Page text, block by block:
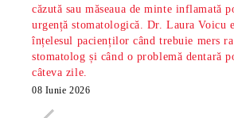
căzută sau măseaua de minte inflamată
urgență stomatologică. Dr. Laura Voicu
înțelesul pacienților când trebuie mers
stomatolog și când o problemă dentară
câteva zile.
08 Iunie 2026